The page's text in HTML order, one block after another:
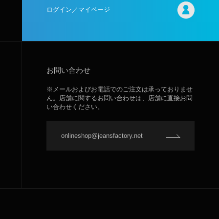
ログイン／マイページ
お問い合わせ
※メールおよびお電話でのご注文は承っておりませ
ん。店舗に関するお問い合わせは、店舗に直接お問
い合わせください。
onlineshop@jeansfactory.net